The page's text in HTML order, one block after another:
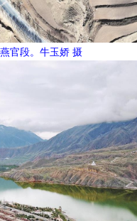
官段。牛玉娇 摄